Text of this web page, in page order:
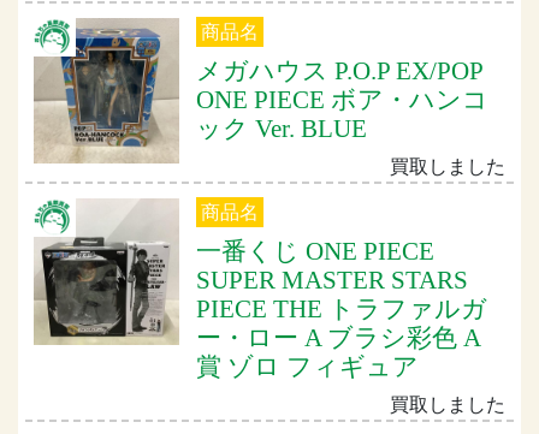
商品名
メガハウス P.O.P EX/POP
ONE PIECE ボア・ハンコ
ック Ver. BLUE
買取しました
商品名
一番くじ ONE PIECE
SUPER MASTER STARS
PIECE THE トラファルガ
ー・ロー A ブラシ彩色 A
賞 ゾロ フィギュア
買取しました